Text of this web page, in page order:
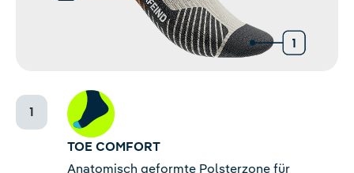
TOE COMFORT
Anatomisch geformte Polsterzone für